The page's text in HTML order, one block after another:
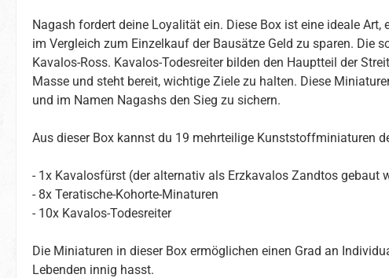
Nagash fordert deine Loyalität ein. Diese Box ist eine ideale
im Vergleich zum Einzelkauf der Bausätze Geld zu sparen.
Kavalos-Ross. Kavalos-Todesreiter bilden den Hauptteil der
Masse und steht bereit, wichtige Ziele zu halten. Diese
und im Namen Nagashs den Sieg zu sichern.
Aus dieser Box kannst du 19 mehrteilige Kunststoffminiaturen
- 1x Kavalosfürst (der alternativ als Erzkavalos Zandtos gebaut
- 8x Teratische-Kohorte-Minaturen
- 10x Kavalos-Todesreiter
Die Miniaturen in dieser Box ermöglichen einen Grad an
Lebenden innig hasst.